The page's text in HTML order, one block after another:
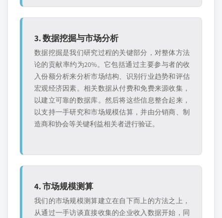
3. 数据挖掘与市场分析
数据挖掘是我们研究过程的关键部分，对整体方法
论的贡献率约为20%。它包括通过主要参与者的收
入份额分析来分析市场结构、识别行业趋势和评估
宏观经济因素。相关数据从付费和免费来源收集，
以建立可靠的数据库。然后将这些信息整合起来，
以支持一手研究和市场规模估算，并由分销商、制
造商和协会等关键利益相关者进行验证。
4. 市场规模测算
我们的市场规模测算建立在自下而上的方法之上，
从通过一手访谈直接收集的企业收入数据开始，同